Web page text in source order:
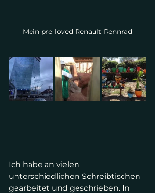
Mein pre-loved Renault-Rennrad
Ich habe an vielen
unterschiedlichen Schreibtischen
gearbeitet und geschrieben. In